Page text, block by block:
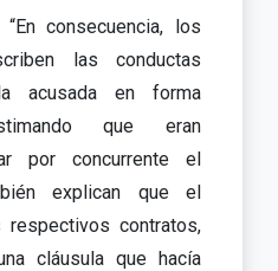
consecuencia, los
las conductas
acusada en forma
que eran
por concurrente el
explican que el
contratos,
cláusula que hacía